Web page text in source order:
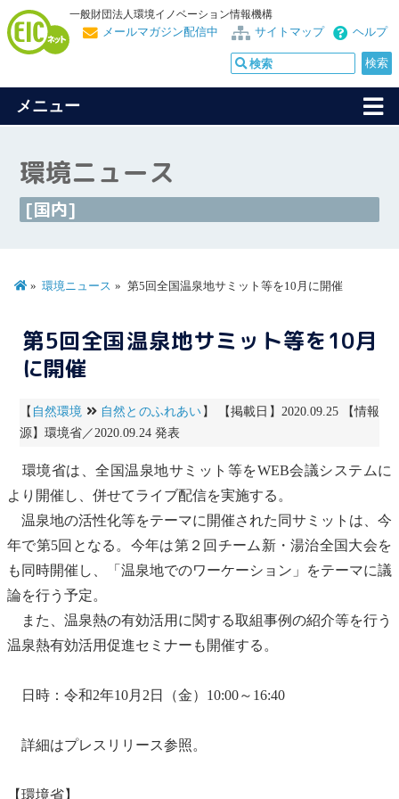
一般財団法人環境イノベーション情報機構
ヘルプ
サイトマップ
メールマガジン配信中
メニュー
環境ニュース
[国内]
環境ニュース 第5回全国温泉地サミット等を10月に開催
第5回全国温泉地サミット等を10月
に開催
【 自然環境 自然とのふれあい 】 【掲載日】2020.09.25 【情報
源】環境省／2020.09.24 発表
環境省は、全国温泉地サミット等をWEB会議システムに
より開催し、併せてライブ配信を実施する。
温泉地の活性化等をテーマに開催された同サミットは、今
年で第5回となる。今年は第２回チーム新・湯治全国大会を
も同時開催し、「温泉地でのワーケーション 」をテーマに議
論を行う予定。
また、温泉熱の有効活用に関する取組事例の紹介等を行う
温泉熱有効活用促進セミナーも開催する。
日時：令和2年10月2日（金）10:00～16:40
詳細はプレスリリース参照。
【環境省】